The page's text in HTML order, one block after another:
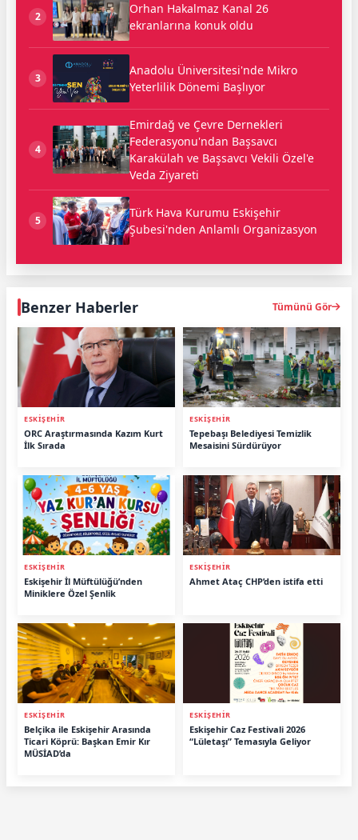
2
Orhan Hakalmaz Kanal 26
ekranlarına konuk oldu
3
Anadolu Üniversitesi'nde Mikro
Yeterlilik Dönemi Başlıyor
4
Emirdağ ve Çevre Dernekleri
Federasyonu'ndan Başsavcı
Karakülah ve Başsavcı Vekili Özel'e
Veda Ziyareti
5
Türk Hava Kurumu Eskişehir
Şubesi'nden Anlamlı Organizasyon
Benzer Haberler Tümünü Gör
ESKİŞEHİR
ORC Araştırmasında Kazım Kurt
İlk Sırada
ESKİŞEHİR
Tepebaşı Belediyesi Temizlik
Mesaisini Sürdürüyor
ESKİŞEHİR
Eskişehir İl Müftülüğü’nden
Miniklere Özel Şenlik
ESKİŞEHİR
Ahmet Ataç CHP’den istifa etti
ESKİŞEHİR
Belçika ile Eskişehir Arasında
Ticari Köprü: Başkan Emir Kır
MÜSİAD’da
ESKİŞEHİR
Eskişehir Caz Festivali 2026
“Lületaşı” Temasıyla Geliyor